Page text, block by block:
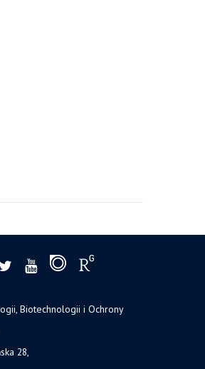
Biotechnologii i Ochrony
28,